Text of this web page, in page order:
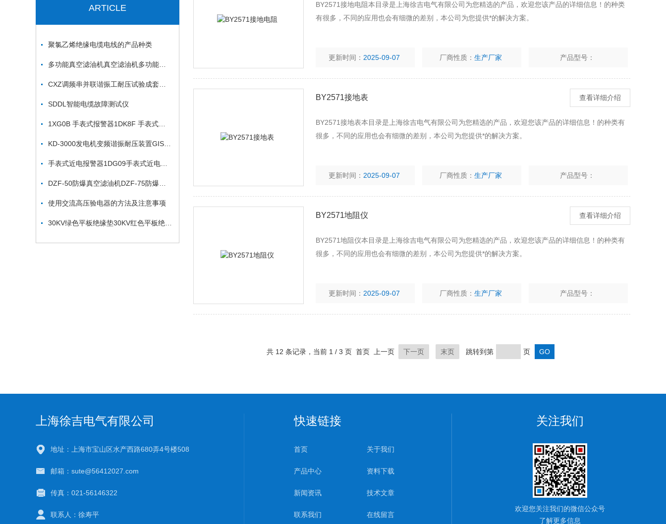
ARTICLE
聚氯乙烯绝缘电缆电线的产品种类
SDDL智能电缆故障测试仪
使用交流高压验电器的方法及注意事项
BY2571接地电阻本目录是上海徐吉电气有限公司为您精选的产品，欢迎您该产品的详细信息！的种类
有很多，不同的应用也会有细微的差别，本公司为您提供*的解决方案。
更新时间： 2025-09-07 厂商性质：生产厂家 产品型号：
BY2571接地表 查看详细介绍
BY2571接地表本目录是上海徐吉电气有限公司为您精选的产品，欢迎您该产品的详细信息！的种类有
很多，不同的应用也会有细微的差别，本公司为您提供*的解决方案。
更新时间： 2025-09-07 厂商性质：生产厂家 产品型号：
BY2571地阻仪 查看详细介绍
BY2571地阻仪本目录是上海徐吉电气有限公司为您精选的产品，欢迎您该产品的详细信息！的种类有
很多，不同的应用也会有细微的差别，本公司为您提供*的解决方案。
更新时间： 2025-09-07 厂商性质：生产厂家 产品型号：
共 12 条记录，当前 1 / 3 页 首页 上一页 下一页 末页 跳转到第 页
上海徐吉电气有限公司
地址：上海市宝山区水产西路680弄4号楼508
邮箱：sute@56412027.com
传真：021-56146322
联系人：徐寿平
快速链接
首页 关于我们
产品中心 资料下载
新闻资讯 技术文章
联系我们 在线留言
关注我们
欢迎您关注我们的微信公众号
了解更多信息